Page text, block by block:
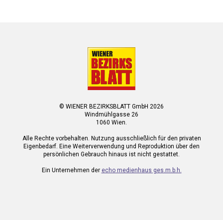
© WIENER BEZIRKSBLATT GmbH 2026
Windmühlgasse 26
1060 Wien.
Alle Rechte vorbehalten. Nutzung ausschließlich für den privaten
Eigenbedarf. Eine Weiterverwendung und Reproduktion über den
persönlichen Gebrauch hinaus ist nicht gestattet.
Ein Unternehmen der echo medienhaus ges.m.b.h.